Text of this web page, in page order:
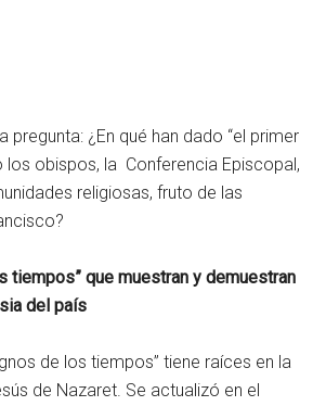
pregunta: ¿En qué han dado “el primer
los obispos, la Conferencia Episcopal,
religiosas, fruto de las
tiempos” que muestran y demuestran
del país
de los tiempos” tiene raíces en la
de Nazaret. Se actualizó en el